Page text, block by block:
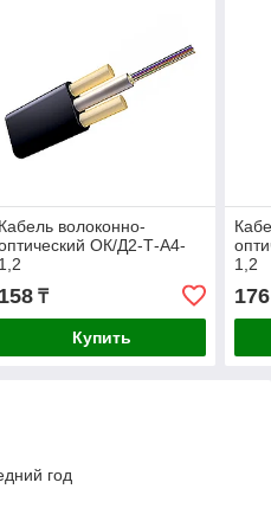
Кабель волоконно-
ОК/Д2-Т-А4-
1,2
158₸
Купить
1,2
176
год